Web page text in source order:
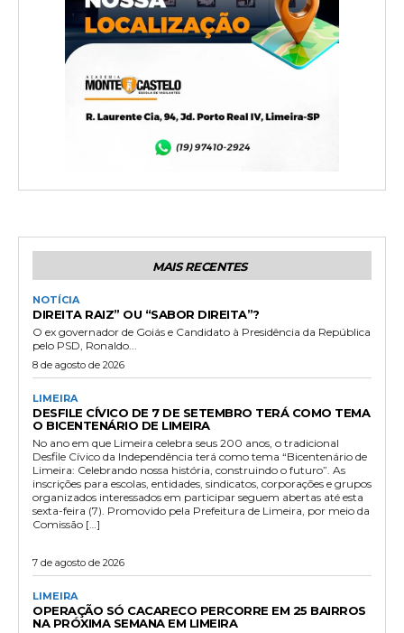
MAIS RECENTES
NOTÍCIA
DIREITA RAIZ” OU “SABOR DIREITA”?
O ex governador de Goiás e Candidato à Presidência da República
pelo PSD, Ronaldo...
8 de agosto de 2026
LIMEIRA
DESFILE CÍVICO DE 7 DE SETEMBRO TERÁ COMO TEMA
O BICENTENÁRIO DE LIMEIRA
No ano em que Limeira celebra seus 200 anos, o tradicional
Desfile Cívico da Independência terá como tema “Bicentenário de
Limeira: Celebrando nossa história, construindo o futuro”. As
inscrições para escolas, entidades, sindicatos, corporações e grupos
organizados interessados em participar seguem abertas até esta
sexta-feira (7). Promovido pela Prefeitura de Limeira, por meio da
Comissão […]
7 de agosto de 2026
LIMEIRA
OPERAÇÃO SÓ CACARECO PERCORRE EM 25 BAIRROS
NA PRÓXIMA SEMANA EM LIMEIRA